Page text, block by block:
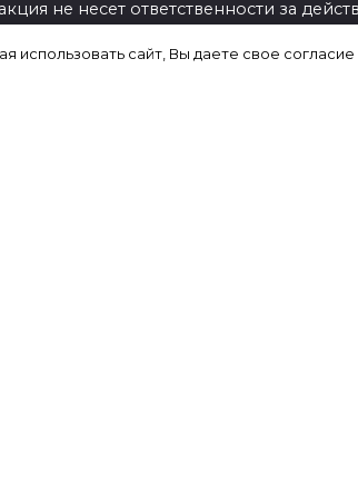
не несет ответственности за
использовать сайт, Вы даете свое